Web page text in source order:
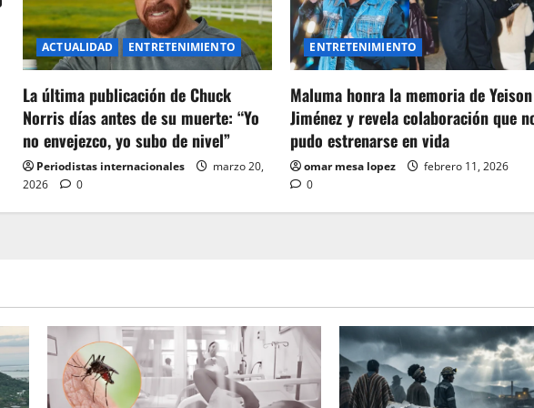
ACTUALIDAD ENTRETENIMIENTO
La última publicación de Chuck
Norris días antes de su muerte: “Yo
no envejezco, yo subo de nivel”
Periodistas internacionales
marzo 20,
2026
0
ENTRETENIMIENTO
Maluma honra la memoria de Yeison
Jiménez y revela colaboración que
pudo estrenarse en vida
omar mesa lopez
febrero 11, 2026
0